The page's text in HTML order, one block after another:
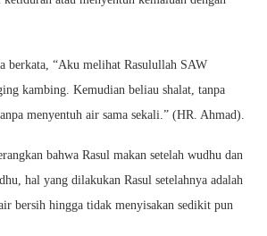
berkata, “Aku melihat Rasulullah SAW
kambing. Kemudian beliau shalat, tanpa
menyentuh air sama sekali.” (HR. Ahmad).
bahwa Rasul makan setelah wudhu dan
hal yang dilakukan Rasul setelahnya adalah
bersih hingga tidak menyisakan sedikit pun